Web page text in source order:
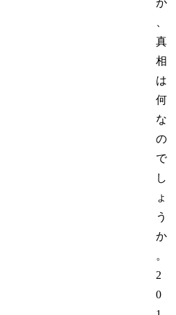
が
真
相
は
何
な
の
で
し
ょ
う
か
。
2
0